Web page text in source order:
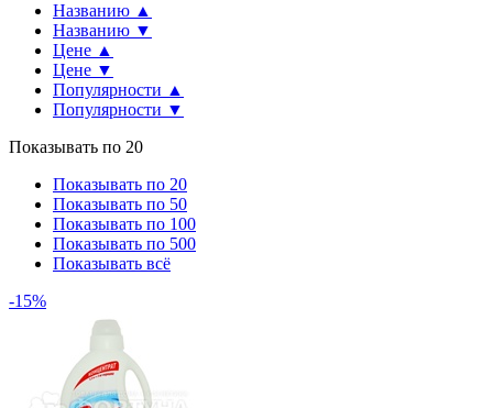
Названию ▲
Названию ▼
Цене ▲
Цене ▼
Популярности ▲
Популярности ▼
Показывать по 20
Показывать по 20
Показывать по 50
Показывать по 100
Показывать по 500
Показывать всё
-15%